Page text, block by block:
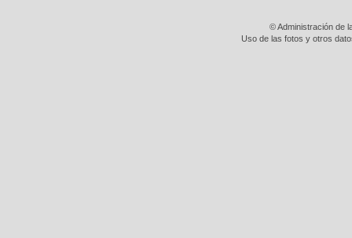
© Administración de
Uso de las fotos y otros